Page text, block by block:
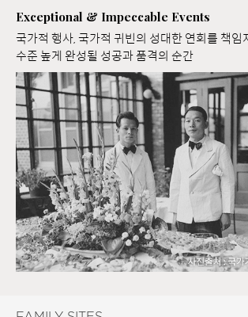
Exceptional & Impeccable Events
국가적 행사, 국가적 귀빈의 성대한 연회를 책임
수준 높게 완성될 성공과 품격의 순간